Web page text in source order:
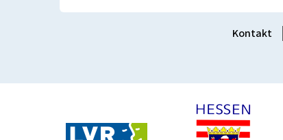
Kontakt